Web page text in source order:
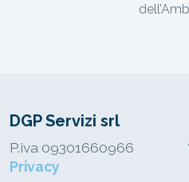
DGP Servizi srl
P.iva 09301660966
Privacy